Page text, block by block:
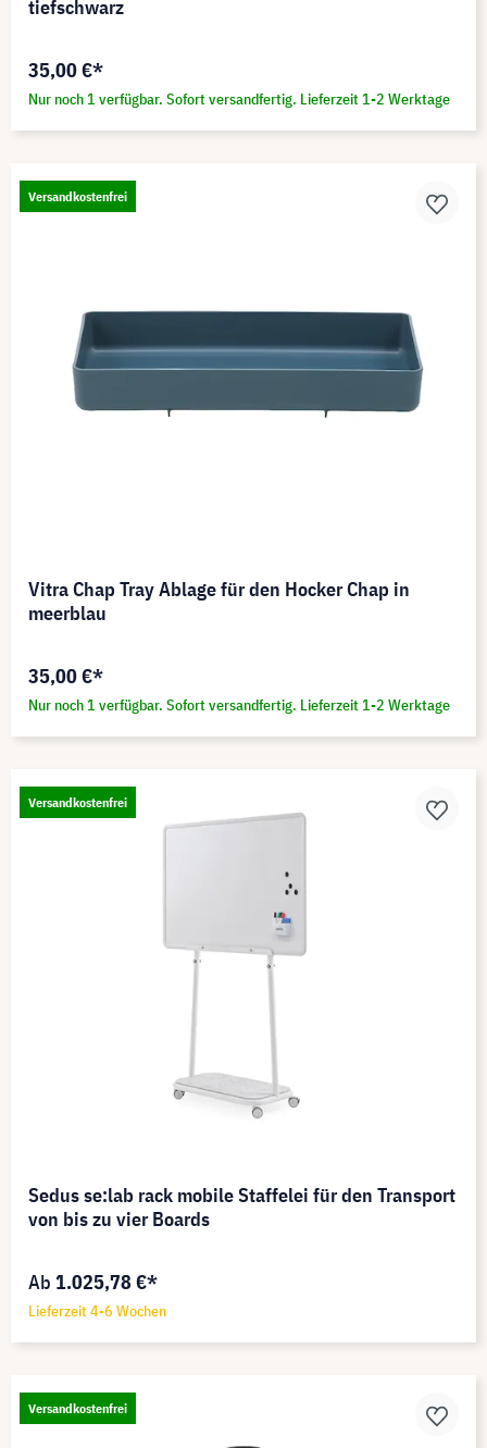
tiefschwarz
35,00 €*
Nur noch 1 verfügbar. Sofort versandfertig. Lieferzeit 1-2 Werktage
Versandkostenfrei
Vitra Chap Tray Ablage für den Hocker Chap in
meerblau
35,00 €*
Nur noch 1 verfügbar. Sofort versandfertig. Lieferzeit 1-2 Werktage
Versandkostenfrei
Sedus se:lab rack mobile Staffelei für den Transport
von bis zu vier Boards
Ab 1.025,78 €*
Lieferzeit 4-6 Wochen
Versandkostenfrei